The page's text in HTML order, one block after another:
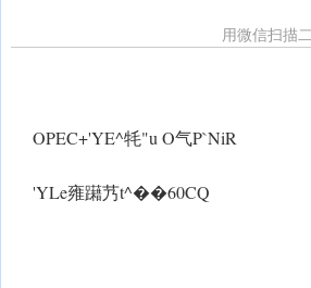
用微信扫描
OPEC+'YE^牦"u O气P`NiR
'YLe雍躤艿t^��60CQ